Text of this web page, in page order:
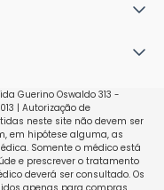
Guerino Oswaldo 313 -
| Autorização de
neste site não devem ser
em hipótese alguma, as
Somente o médico está
e prescrever o tratamento
deverá ser consultado. Os